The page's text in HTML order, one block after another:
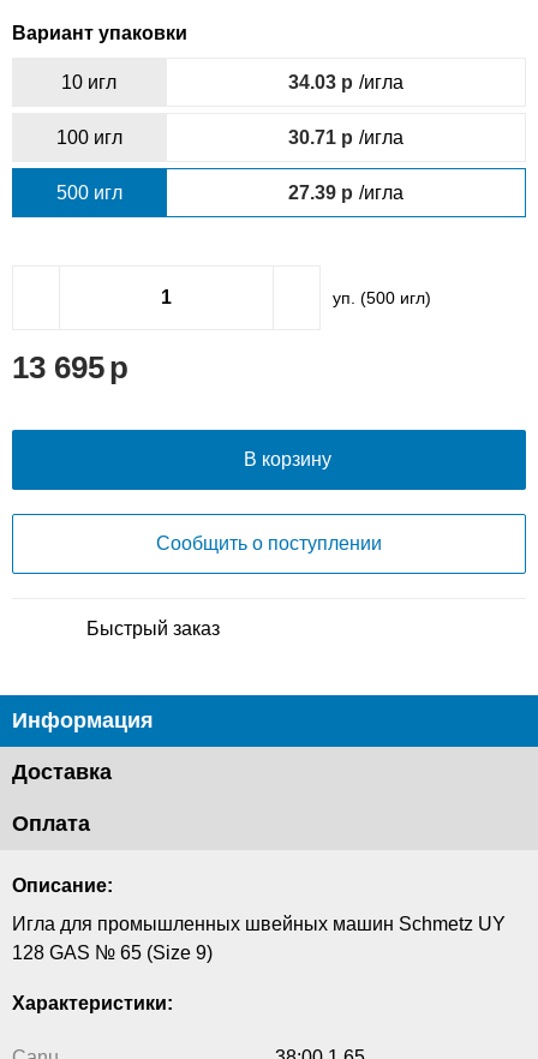
Вариант упаковки
10 игл 34.03 /игла
100 игл 30.71 /игла
500 игл 27.39 /игла
уп. (500игл)
13 695
В корзину
Сообщить о поступлении
Быстрый заказ
Информация
Доставка
Оплата
Описание:
Игла для промышленных швейных машин Schmetz UY
128 GAS № 65 (Size 9)
Характеристики: